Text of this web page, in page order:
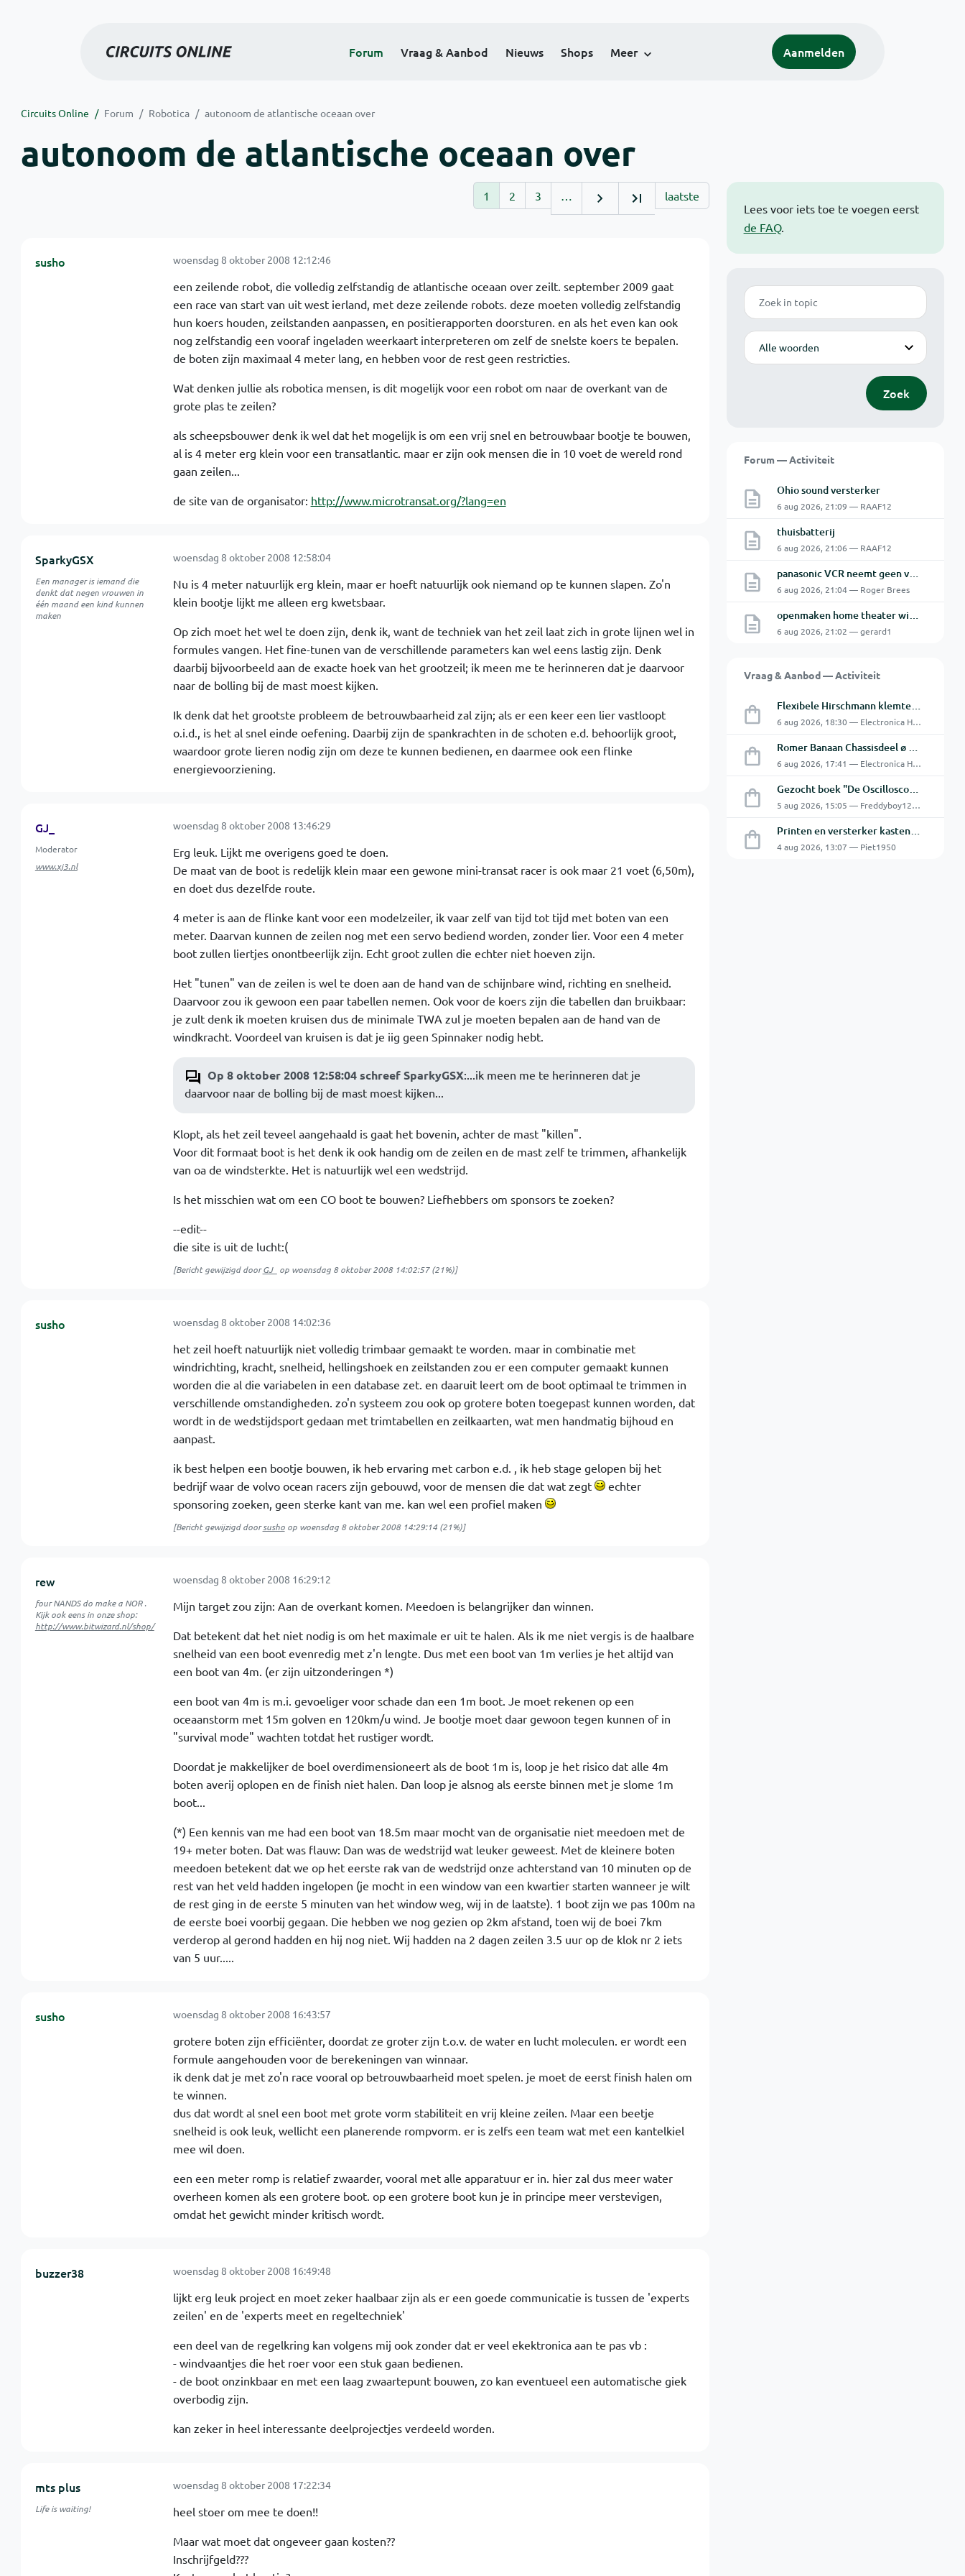
Forum Vraag & Aanbod Nieuws Shops Meer Aanmelden
Circuits Online Forum Robotica autonoom de atlantische oceaan over
autonoom de atlantische oceaan over
Lees voor iets toe te voegen eerst
de FAQ.
Zoek
Modus
Zoek
Forum — Activiteit
Ohio sound versterker
6 aug 2026, 21:09 — RAAF12
thuisbatterij
6 aug 2026, 21:06 — RAAF12
panasonic VCR neemt geen videobanden aan , komen er onmiddellijk terug uit.
6 aug 2026, 21:04 — Roger Brees
openmaken home theater with blu ray hts7200
6 aug 2026, 21:02 — gerard1
Vraag & Aanbod — Activiteit
Flexibele Hirschmann klemtestpen met tweedelige klem.
6 aug 2026, 18:30 — Electronica Hobbyist
Romer Banaan Chassisdeel ø 4 mm 16Amp
6 aug 2026, 17:41 — Electronica Hobbyist
Gezocht boek "De Oscilloscoop - Van analoog tot digitaal"
5 aug 2026, 15:05 — Freddyboy1230
Printen en versterker kasten gratis ophalen
4 aug 2026, 13:07 — Piet1950
1 2 3 … laatste
susho woensdag 8 oktober 2008 12:12:46
een zeilende robot, die volledig zelfstandig de atlantische oceaan over zeilt. september 2009 gaat
een race van start van uit west ierland, met deze zeilende robots. deze moeten volledig zelfstandig
hun koers houden, zeilstanden aanpassen, en positierapporten doorsturen. en als het even kan ook
nog zelfstandig een vooraf ingeladen weerkaart interpreteren om zelf de snelste koers te bepalen.
de boten zijn maximaal 4 meter lang, en hebben voor de rest geen restricties.
Wat denken jullie als robotica mensen, is dit mogelijk voor een robot om naar de overkant van de
grote plas te zeilen?
als scheepsbouwer denk ik wel dat het mogelijk is om een vrij snel en betrouwbaar bootje te bouwen,
al is 4 meter erg klein voor een transatlantic. maar er zijn ook mensen die in 10 voet de wereld rond
gaan zeilen...
de site van de organisator: http://www.microtransat.org/?lang=en
SparkyGSX
Een manager is iemand die
denkt dat negen vrouwen in
één maand een kind kunnen
maken
woensdag 8 oktober 2008 12:58:04
Nu is 4 meter natuurlijk erg klein, maar er hoeft natuurlijk ook niemand op te kunnen slapen. Zo'n
klein bootje lijkt me alleen erg kwetsbaar.
Op zich moet het wel te doen zijn, denk ik, want de techniek van het zeil laat zich in grote lijnen wel in
formules vangen. Het fine-tunen van de verschillende parameters kan wel eens lastig zijn. Denk
daarbij bijvoorbeeld aan de exacte hoek van het grootzeil; ik meen me te herinneren dat je daarvoor
naar de bolling bij de mast moest kijken.
Ik denk dat het grootste probleem de betrouwbaarheid zal zijn; als er een keer een lier vastloopt
o.i.d., is het al snel einde oefening. Daarbij zijn de spankrachten in de schoten e.d. behoorlijk groot,
waardoor grote lieren nodig zijn om deze te kunnen bedienen, en daarmee ook een flinke
energievoorziening.
GJ_
Moderator
www.xj3.nl
woensdag 8 oktober 2008 13:46:29
Erg leuk. Lijkt me overigens goed te doen.
De maat van de boot is redelijk klein maar een gewone mini-transat racer is ook maar 21 voet (6,50m),
en doet dus dezelfde route.
4 meter is aan de flinke kant voor een modelzeiler, ik vaar zelf van tijd tot tijd met boten van een
meter. Daarvan kunnen de zeilen nog met een servo bediend worden, zonder lier. Voor een 4 meter
boot zullen liertjes onontbeerlijk zijn. Echt groot zullen die echter niet hoeven zijn.
Het "tunen" van de zeilen is wel te doen aan de hand van de schijnbare wind, richting en snelheid.
Daarvoor zou ik gewoon een paar tabellen nemen. Ook voor de koers zijn die tabellen dan bruikbaar:
je zult denk ik moeten kruisen dus de minimale TWA zul je moeten bepalen aan de hand van de
windkracht. Voordeel van kruisen is dat je iig geen Spinnaker nodig hebt.
Op 8 oktober 2008 12:58:04 schreef SparkyGSX:...ik meen me te herinneren dat je
daarvoor naar de bolling bij de mast moest kijken...
Klopt, als het zeil teveel aangehaald is gaat het bovenin, achter de mast "killen".
Voor dit formaat boot is het denk ik ook handig om de zeilen en de mast zelf te trimmen, afhankelijk
van oa de windsterkte. Het is natuurlijk wel een wedstrijd.
Is het misschien wat om een CO boot te bouwen? Liefhebbers om sponsors te zoeken?
--edit--
die site is uit de lucht:(
[Bericht gewijzigd doorGJ_ op woensdag 8 oktober 2008 14:02:57(21%)]
susho woensdag 8 oktober 2008 14:02:36
het zeil hoeft natuurlijk niet volledig trimbaar gemaakt te worden. maar in combinatie met
windrichting, kracht, snelheid, hellingshoek en zeilstanden zou er een computer gemaakt kunnen
worden die al die variabelen in een database zet. en daaruit leert om de boot optimaal te trimmen in
verschillende omstandigheden. zo'n systeem zou ook op grotere boten toegepast kunnen worden, dat
wordt in de wedstijdsport gedaan met trimtabellen en zeilkaarten, wat men handmatig bijhoud en
aanpast.
ik best helpen een bootje bouwen, ik heb ervaring met carbon e.d. , ik heb stage gelopen bij het
bedrijf waar de volvo ocean racers zijn gebouwd, voor de mensen die dat wat zegt
echter
sponsoring zoeken, geen sterke kant van me. kan wel een profiel maken
[Bericht gewijzigd doorsushoop woensdag 8 oktober 2008 14:29:14(21%)]
rew
four NANDS do make a NOR .
Kijk ook eens in onze shop:
http://www.bitwizard.nl/shop/
woensdag 8 oktober 2008 16:29:12
Mijn target zou zijn: Aan de overkant komen. Meedoen is belangrijker dan winnen.
Dat betekent dat het niet nodig is om het maximale er uit te halen. Als ik me niet vergis is de haalbare
snelheid van een boot evenredig met z'n lengte. Dus met een boot van 1m verlies je het altijd van
een boot van 4m. (er zijn uitzonderingen *)
een boot van 4m is m.i. gevoeliger voor schade dan een 1m boot. Je moet rekenen op een
oceaanstorm met 15m golven en 120km/u wind. Je bootje moet daar gewoon tegen kunnen of in
"survival mode" wachten totdat het rustiger wordt.
Doordat je makkelijker de boel overdimensioneert als de boot 1m is, loop je het risico dat alle 4m
boten averij oplopen en de finish niet halen. Dan loop je alsnog als eerste binnen met je slome 1m
boot...
(*) Een kennis van me had een boot van 18.5m maar mocht van de organisatie niet meedoen met de
19+ meter boten. Dat was flauw: Dan was de wedstrijd wat leuker geweest. Met de kleinere boten
meedoen betekent dat we op het eerste rak van de wedstrijd onze achterstand van 10 minuten op de
rest van het veld hadden ingelopen (je mocht in een window van een kwartier starten wanneer je wilt
de rest ging in de eerste 5 minuten van het window weg, wij in de laatste). 1 boot zijn we pas 100m na
de eerste boei voorbij gegaan. Die hebben we nog gezien op 2km afstand, toen wij de boei 7km
verderop al gerond hadden en hij nog niet. Wij hadden na 2 dagen zeilen 3.5 uur op de klok nr 2 iets
van 5 uur.....
susho woensdag 8 oktober 2008 16:43:57
grotere boten zijn efficiënter, doordat ze groter zijn t.o.v. de water en lucht moleculen. er wordt een
formule aangehouden voor de berekeningen van winnaar.
ik denk dat je met zo'n race vooral op betrouwbaarheid moet spelen. je moet de eerst finish halen om
te winnen.
dus dat wordt al snel een boot met grote vorm stabiliteit en vrij kleine zeilen. Maar een beetje
snelheid is ook leuk, wellicht een planerende rompvorm. er is zelfs een team wat met een kantelkiel
mee wil doen.
een een meter romp is relatief zwaarder, vooral met alle apparatuur er in. hier zal dus meer water
overheen komen als een grotere boot. op een grotere boot kun je in principe meer verstevigen,
omdat het gewicht minder kritisch wordt.
buzzer38 woensdag 8 oktober 2008 16:49:48
lijkt erg leuk project en moet zeker haalbaar zijn als er een goede communicatie is tussen de 'experts
zeilen' en de 'experts meet en regeltechniek'
een deel van de regelkring kan volgens mij ook zonder dat er veel ekektronica aan te pas vb :
- windvaantjes die het roer voor een stuk gaan bedienen.
- de boot onzinkbaar en met een laag zwaartepunt bouwen, zo kan eventueel een automatische giek
overbodig zijn.
kan zeker in heel interessante deelprojectjes verdeeld worden.
mts plus
Life is waiting!
woensdag 8 oktober 2008 17:22:34
heel stoer om mee te doen!!
Maar wat moet dat ongeveer gaan kosten??
Inschrijfgeld???